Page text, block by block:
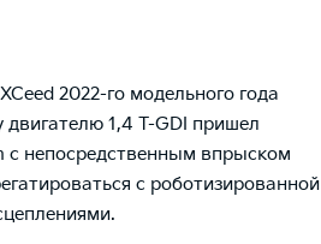
2022-го модельного года
1,4 T-GDI пришел
с непосредственным впрыском
с роботизированной